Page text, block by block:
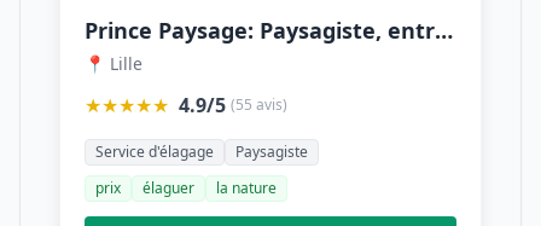
Prince Paysage: Paysagiste, entretien jardin, taille de haie, travaux d'élagage, abattage d'arbres à Lille Nord 59
📍 Lille
★★★★★ 4.9/5 (55 avis)
Service d'élagage
Paysagiste
prix
élaguer la nature